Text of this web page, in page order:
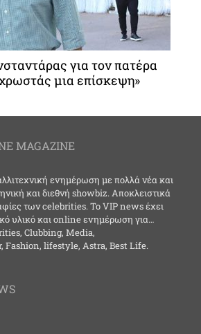
για τον πατέρα
μια επίσκεψη»
MAGAZINE
ενημέρωση με πολλά νέα και
και διεθνή showbiz. Αποκλειστικά
των celebrities. Το VIP news έχει
υλικό και online ενημέρωση για…
Clubbing, Media,
lifestyle, Astra, Best Life.